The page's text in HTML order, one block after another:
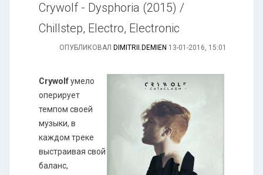
Crywolf - Dysphoria (2015) /
Chillstep, Electro, Electronic
ОПУБЛИКОВАЛ DIMITRII.DEMIEN 13-01-2016, 15:01
Crywolfумело
оперирует
темпом своей
музыки, в
каждом треке
выстраивая свой
баланс,